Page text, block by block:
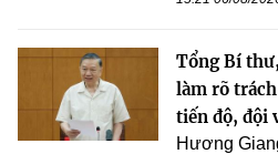
Tổng Bí
làm rõ
tiến độ, đội
Hương